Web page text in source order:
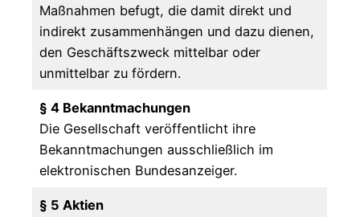
Maßnahmen befugt, die damit direkt und
indirekt zusammenhängen und dazu dienen,
den Geschäftszweck mittelbar oder
unmittelbar zu fördern.
§ 4 Bekanntmachungen
Die Gesellschaft veröffentlicht ihre
Bekanntmachungen ausschließlich im
elektronischen Bundesanzeiger.
§ 5 Aktien